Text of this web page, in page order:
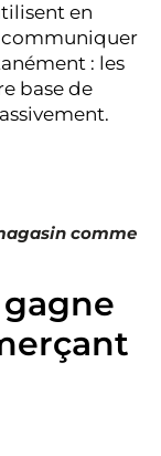
en
communiquer
: les
base de
comme
gagne